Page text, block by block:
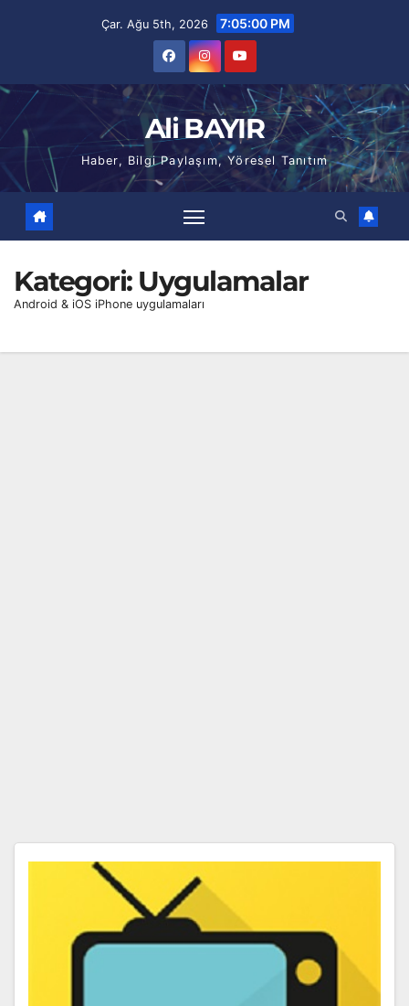
Çar. Ağu 5th, 2026 7:05:01 PM
Ali BAYIR
Haber, Bilgi Paylaşım, Yöresel Tanıtım
Kategori: Uygulamalar
Android & iOS iPhone uygulamaları